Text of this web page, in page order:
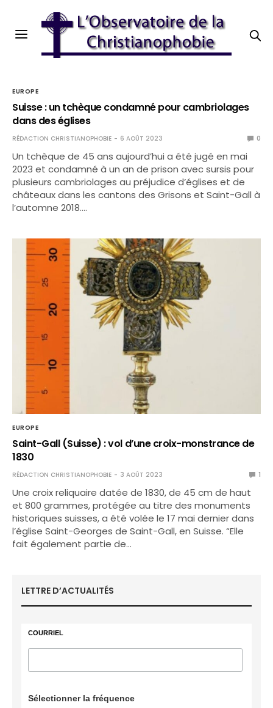
EUROPE
Suisse : un tchèque condamné pour cambriolages
dans des églises
RÉDACTION CHRISTIANOPHOBIE 6 AOÛT 2023 0
Un tchèque de 45 ans aujourd’hui a été jugé en mai
2023 et condamné à un an de prison avec sursis pour
plusieurs cambriolages au préjudice d’églises et de
châteaux dans les cantons des Grisons et Saint-Gall à
l’automne 2018.…
EUROPE
Saint-Gall (Suisse) : vol d’une croix-monstrance de
1830
RÉDACTION CHRISTIANOPHOBIE 3 AOÛT 2023 1
Une croix reliquaire datée de 1830, de 45 cm de haut
et 800 grammes, protégée au titre des monuments
historiques suisses, a été volée le 17 mai dernier dans
l’église Saint-Georges de Saint-Gall, en Suisse. “Elle
fait également partie de…
LETTRE D’ACTUALITÉS
COURRIEL
Sélectionner la fréquence